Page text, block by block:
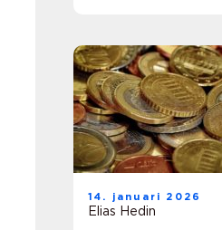
14. januari 2026
Elias Hedin